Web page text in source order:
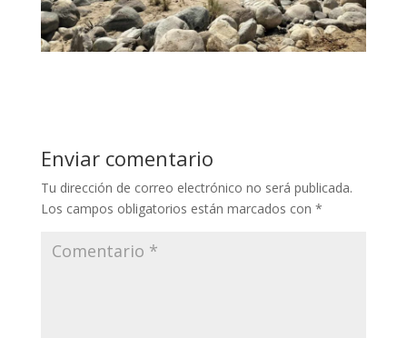
Enviar comentario
Tu dirección de correo electrónico no será publicada.
Los campos obligatorios están marcados con *